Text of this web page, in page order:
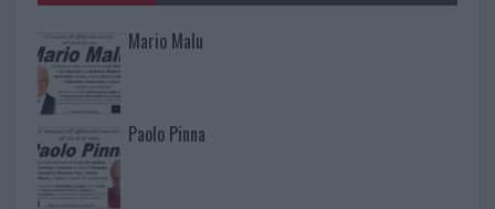
Mario Malu
Paolo Pinna